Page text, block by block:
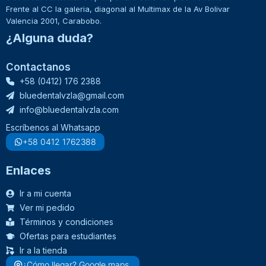
Frente al CC la galeria, diagonal al Multimax de la Av Bolivar
Valencia 2001, Carabobo.
¿Alguna duda?
Contactanos
+58 (0412) 176 2388
bluedentalvzla@gmail.com
info@bluedentalvzla.com
Escríbenos al Whatsapp
+58 0412 1762388
Enlaces
Ir a mi cuenta
Ver mi pedido
Términos y condiciones
Ofertas para estudiantes
Ir a la tienda